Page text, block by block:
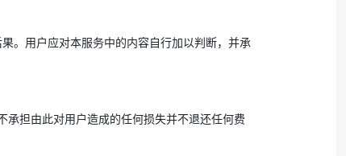
。用户应对本服务中的内容自行加以判断，并承
担由此对用户造成的任何损失并不退还任何费